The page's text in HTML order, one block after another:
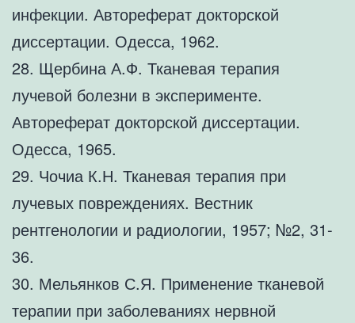
инфекции. Автореферат докторской
диссертации. Одесса, 1962.
28. Щербина А.Ф. Тканевая терапия
лучевой болезни в эксперименте.
Автореферат докторской диссертации.
Одесса, 1965.
29. Чочиа К.Н. Тканевая терапия при
лучевых повреждениях. Вестник
рентгенологии и радиологии, 1957; №2, 31-
36.
30. Мельянков С.Я. Применение тканевой
терапии при заболеваниях нервной